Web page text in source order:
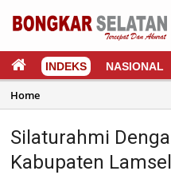
INDEKS NASIONAL
Home
Silaturahmi
Kabupaten